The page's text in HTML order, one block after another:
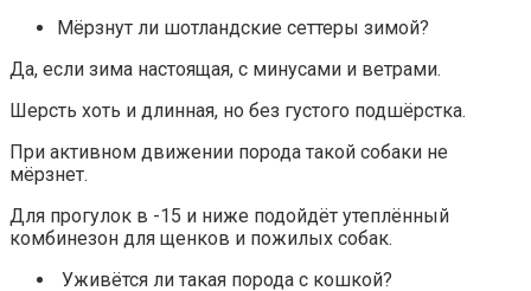
Мёрзнут ли шотландские сеттеры зимой?
Да, если зима настоящая, с минусами и ветрами.
Шерсть хоть и длинная, но без густого подшёрстка.
При активном движении порода такой собаки не
мёрзнет.
Для прогулок в -15 и ниже подойдёт утеплённый
комбинезон для щенков и пожилых собак.
Уживётся ли такая порода с кошкой?